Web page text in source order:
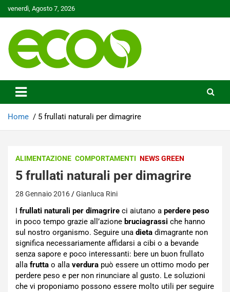
to
venerdì, Agosto 7, 2026
Ecoo.it
Home 5 frullati naturali per dimagrire
ALIMENTAZIONE COMPORTAMENTI NEWS GREEN
5 frullati naturali per dimagrire
28 Gennaio 2016 Gianluca Rini
I frullati naturali per dimagrire ci aiutano a perdere peso
in poco tempo grazie all’azione bruciagrassi che hanno
sul nostro organismo. Seguire una dieta dimagrante non
significa necessariamente affidarsi a cibi o a bevande
senza sapore e poco interessanti: bere un buon frullato
alla frutta o alla verdura può essere un ottimo modo per
perdere peso e per non rinunciare al gusto. Le soluzioni
che vi proponiamo possono essere molto utili per seguire